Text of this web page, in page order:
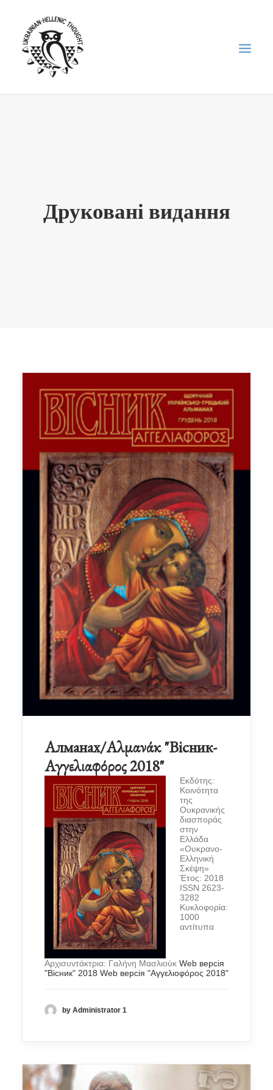
ПРО НАС
“ВІСНИК”/”ΑΓΓΕΛΙΑΦΌΡΟΣ”
Друковані видання
Алманах/Αλμανάκ "Вісник-
Αγγελιαφόρος 2018"
Εκδότης:
Κοινότητα
της
Ουκρανικής
διασποράς
στην
Ελλάδα
«Ουκρανο-
Ελληνική
Σκέψη»
Έτος: 2018
ISSN 2623-
3282
Κυκλοφορία:
1000
αντίτυπα
Αρχισυντάκτρια: Γαλήνη Μασλιούκ Web версія
"Вісник" 2018 Web версія "Αγγελιοφόρος 2018"
by Administrator 1